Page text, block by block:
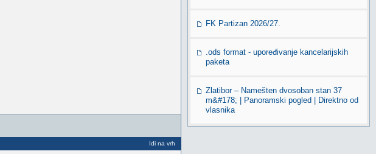
Idi na vrh
FK Partizan 2026/27.
.ods format - upoređivanje kancelarijskih
paketa
Zlatibor – Namešten dvosoban stan 37
m&#178; | Panoramski pogled | Direktno od
vlasnika